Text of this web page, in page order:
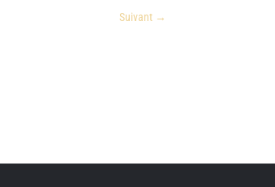
Suivant→